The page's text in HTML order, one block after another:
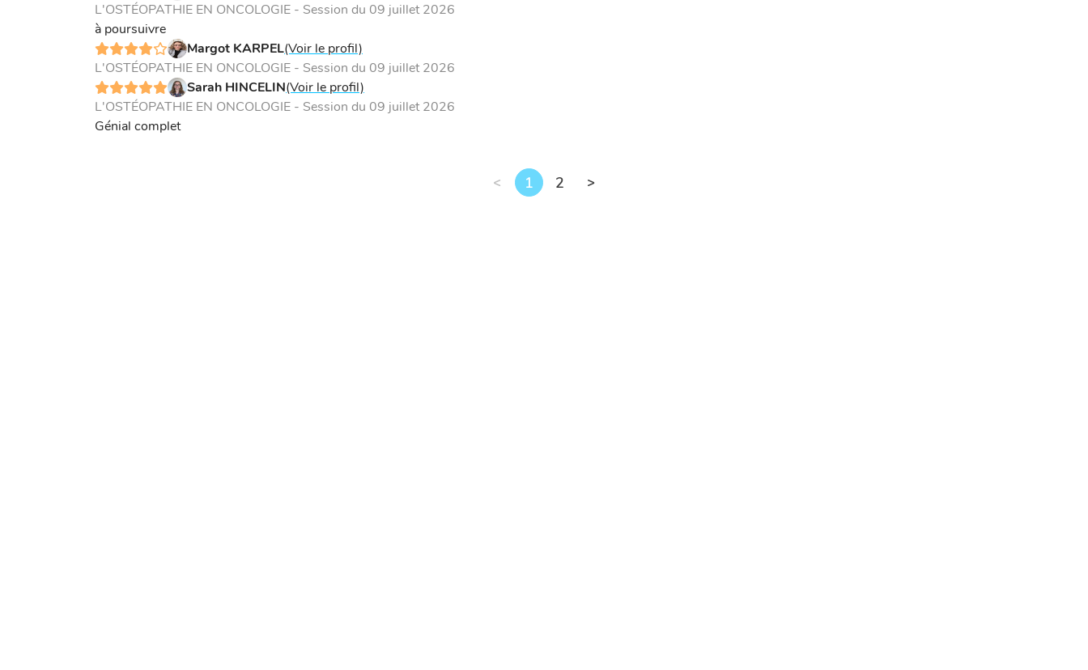
L'OSTÉOPATHIE EN ONCOLOGIE - Session du 09 juillet 2026
à poursuivre
Margot KARPEL(Voir le profil)
L'OSTÉOPATHIE EN ONCOLOGIE - Session du 09 juillet 2026
Sarah HINCELIN(Voir le profil)
L'OSTÉOPATHIE EN ONCOLOGIE - Session du 09 juillet 2026
Génial complet
1 2